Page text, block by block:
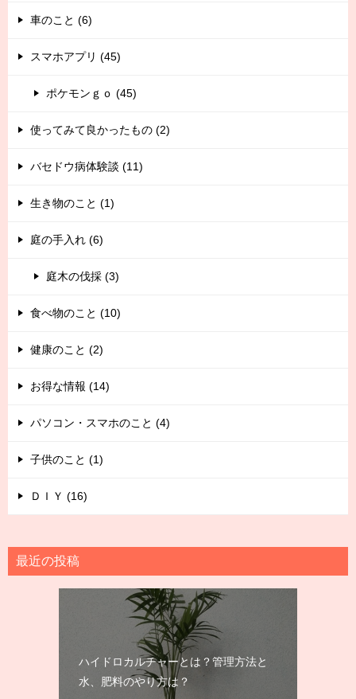
車のこと (6)
スマホアプリ (45)
ポケモンｇｏ (45)
使ってみて良かったもの (2)
バセドウ病体験談 (11)
生き物のこと (1)
庭の手入れ (6)
庭木の伐採 (3)
食べ物のこと (10)
健康のこと (2)
お得な情報 (14)
パソコン・スマホのこと (4)
子供のこと (1)
ＤＩＹ (16)
最近の投稿
ハイドロカルチャーとは？管理方法と
水、肥料のやり方は？